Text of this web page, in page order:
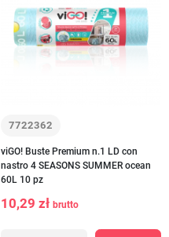
7722362
viGO! Buste Premium n.1 LD con
nastro 4 SEASONS SUMMER ocean
60L 10 pz
10,29 zł brutto